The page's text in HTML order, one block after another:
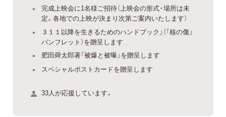
完成上映会に1名様ご招待（上映会の形式・場所は未
定。各地での上映が決まり次第ご案内いたします）
３１１以降を生きるためのハンドブック」（「核の傷」
パンフレット）を贈呈します
肥田舜太郎著「被爆と被曝」を贈呈します
スペシャルポストカードを贈呈します
33人が応援しています。